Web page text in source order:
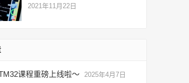
2021年11月22日
课程重磅上线啦～ 2025年4月7日